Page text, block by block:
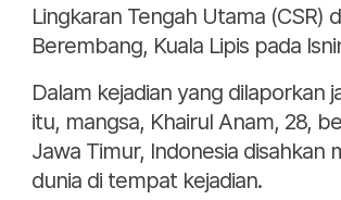
Lingkaran Tengah Utama (CSR)
Berembang, Kuala Lipis pada
Dalam kejadian yang dilaporkan
itu, mangsa, Khairul Anam, 28,
Jawa Timur, Indonesia disahkan
dunia di tempat kejadian.